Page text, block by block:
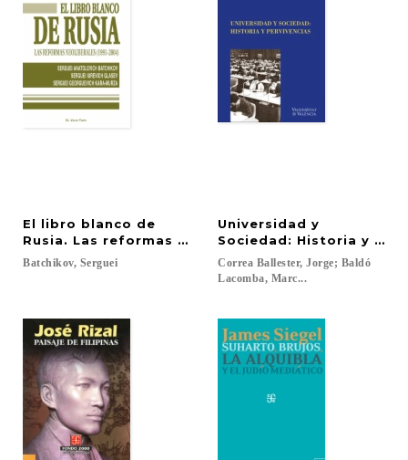
El libro blanco de
Rusia. Las reformas neoliberales (1991-2004)
Batchikov, Serguei
Universidad y
Sociedad: Historia y
Correa Ballester, Jorge; Baldó
Lacomba, Marc...